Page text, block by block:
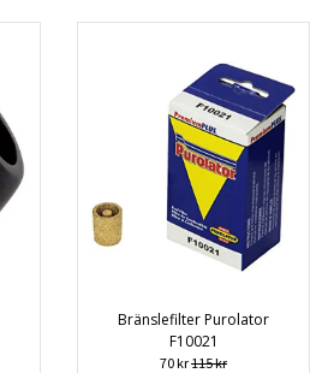
Bränslefilter Purolator
F10021
70 kr115 kr